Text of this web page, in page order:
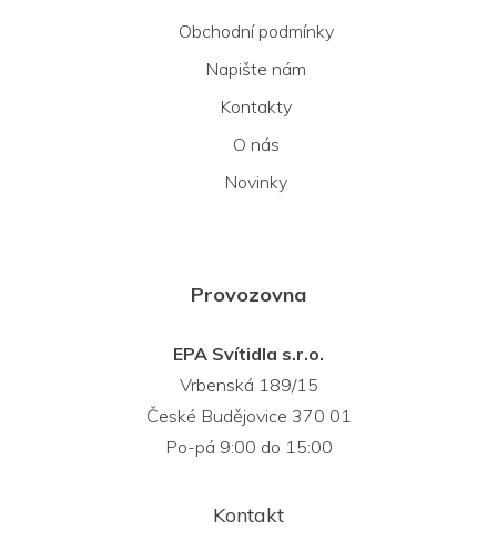
Obchodní podmínky
Napište nám
Kontakty
O nás
Novinky
Provozovna
EPA Svítidla s.r.o.
Vrbenská 189/15
České Budějovice 370 01
Po-pá 9:00 do 15:00
Kontakt